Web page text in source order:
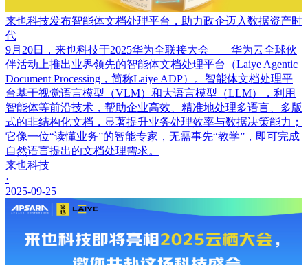
来也科技发布智能体文档处理平台，助力政企迈入数据资产时
代
9月20日，来也科技于2025华为全联接大会——华为云全球伙
伴活动上推出业界领先的智能体文档处理平台（Laiye Agentic
Document Processing，简称Laiye ADP）。智能体文档处理平
台基于视觉语言模型（VLM）和大语言模型（LLM），利用
智能体等前沿技术，帮助企业高效、精准地处理多语言、多版
式的非结构化文档，显著提升业务处理效率与数据决策能力；
它像一位“读懂业务”的智能专家，无需事先“教学”，即可完成
自然语言提出的文档处理需求。
来也科技
·
2025-09-25